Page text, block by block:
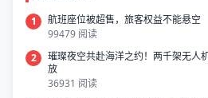
1
航班座位被超售，旅客权益不能悬空
99479 阅读
2
璀璨夜空共赴海洋之约！两千架无人
放
36931 阅读